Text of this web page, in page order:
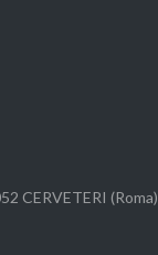
CERVETERI (Roma)